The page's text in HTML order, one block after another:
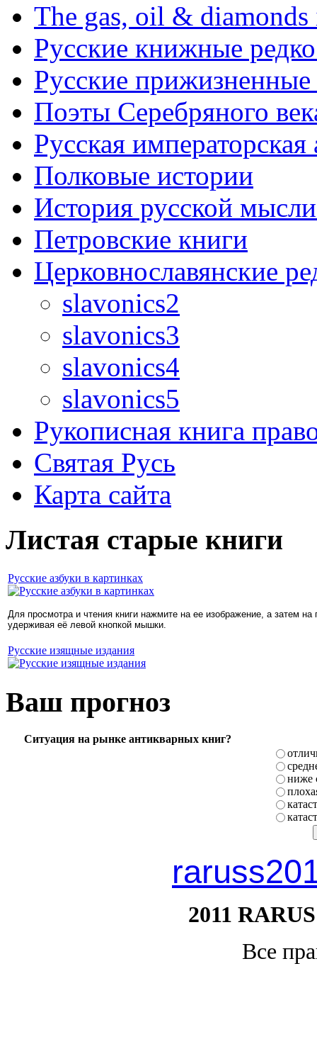
The gas, oil & diamonds
Русские книжные
Русские прижизненные
Поэты Серебряного
Русская
Полковые истории
История русской
Петровские книги
Церковнославянские
slavonics2
slavonics3
slavonics4
slavonics5
Рукописная книга
Святая Русь
Карта сайта
Листая старые книги
Русские азбуки в картинках
Для просмотра и чтения книги нажмите на ее изображение, а затем
удерживая её левой кнопкой мышки.
Русские изящные издания
Ваш прогноз
Ситуация на рынке антикварных книг?
ниже
2011
Все